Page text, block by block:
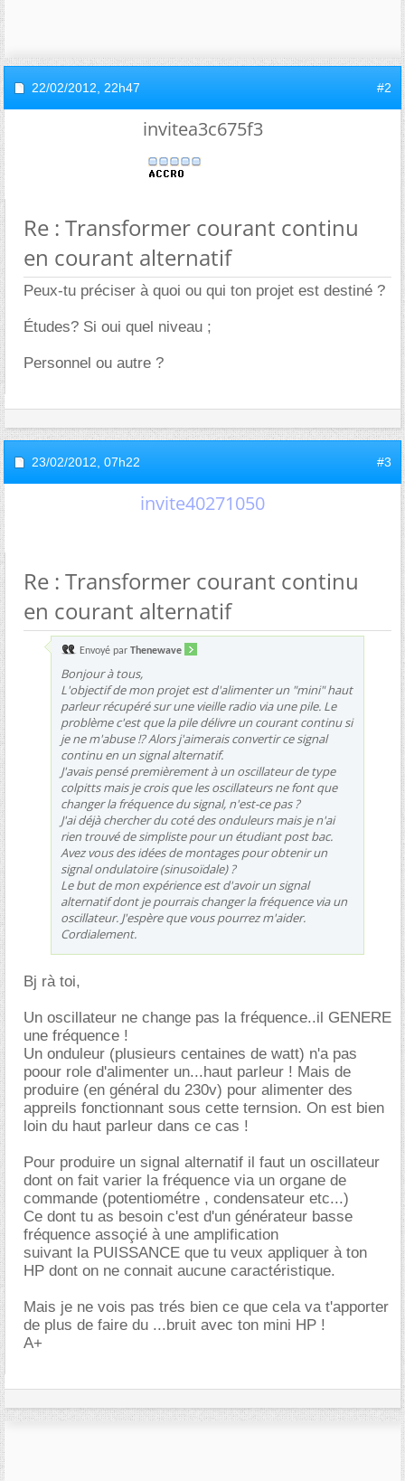
22/02/2012, 22h47 #2
invitea3c675f3
Re : Transformer courant continu
en courant alternatif
Peux-tu préciser à quoi ou qui ton projet est destiné ?
Études? Si oui quel niveau ;
Personnel ou autre ?
23/02/2012, 07h22 #3
invite40271050
Re : Transformer courant continu
en courant alternatif
Envoyé par Thenewave
Bonjour à tous,
L'objectif de mon projet est d'alimenter un "mini" haut
parleur récupéré sur une vieille radio via une pile. Le
problème c'est que la pile délivre un courant continu si
je ne m'abuse !? Alors j'aimerais convertir ce signal
continu en un signal alternatif.
J'avais pensé premièrement à un oscillateur de type
colpitts mais je crois que les oscillateurs ne font que
changer la fréquence du signal, n'est-ce pas ?
J'ai déjà chercher du coté des onduleurs mais je n'ai
rien trouvé de simpliste pour un étudiant post bac.
Avez vous des idées de montages pour obtenir un
signal ondulatoire (sinusoïdale) ?
Le but de mon expérience est d'avoir un signal
alternatif dont je pourrais changer la fréquence via un
oscillateur. J'espère que vous pourrez m'aider.
Cordialement.
Bj rà toi,
Un oscillateur ne change pas la fréquence..il GENERE
une fréquence !
Un onduleur (plusieurs centaines de watt) n'a pas
poour role d'alimenter un...haut parleur ! Mais de
produire (en général du 230v) pour alimenter des
appreils fonctionnant sous cette ternsion. On est bien
loin du haut parleur dans ce cas !
Pour produire un signal alternatif il faut un oscillateur
dont on fait varier la fréquence via un organe de
commande (potentiométre , condensateur etc...)
Ce dont tu as besoin c'est d'un générateur basse
fréquence assoçié à une amplification
suivant la PUISSANCE que tu veux appliquer à ton
HP dont on ne connait aucune caractéristique.
Mais je ne vois pas trés bien ce que cela va t'apporter
de plus de faire du ...bruit avec ton mini HP !
A+